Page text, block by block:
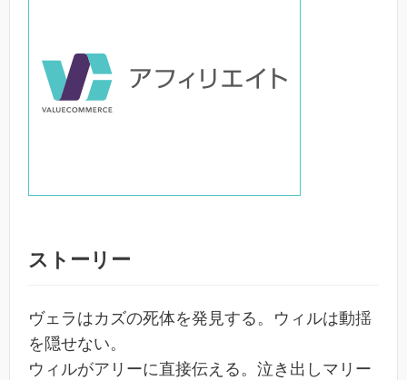
ストーリー
ヴェラはカズの死体を発見する。ウィルは動揺
を隠せない。
ウィルがアリーに直接伝える。泣き出しマリー